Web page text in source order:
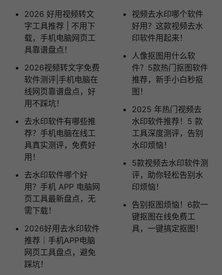
2026 好用视频转文
字工具推荐 | 不用下
载，手机电脑网页工
具靠谱盘点！
2026视频转文字免费
软件测评|手机电脑在
线网页靠谱盘点，好
用不踩坑！
去水印软件有哪些推
荐？手机电脑在线工
具真实测评，免费好
用！
去水印软件哪个好
用？手机 APP 电脑网
页工具最新盘点，无
需下载！
2026好用去水印软件
推荐｜手机APP电脑
网页工具盘点，避免
踩坑！
视频去水印哪个软件
好用？这款视频去水
印软件用起来！
人像抠图用什么软
件？5款热门抠图软件
推荐，新手小白秒抠
图！
2025 年热门视频去
水印软件推荐！5 款
工具深度测评，告别
水印烦恼！
5款视频去水印软件测
评，助你轻松告别水
印烦恼！
告别抠图烦恼！6款一
键抠图在线免费工
具，一键搞定抠图！